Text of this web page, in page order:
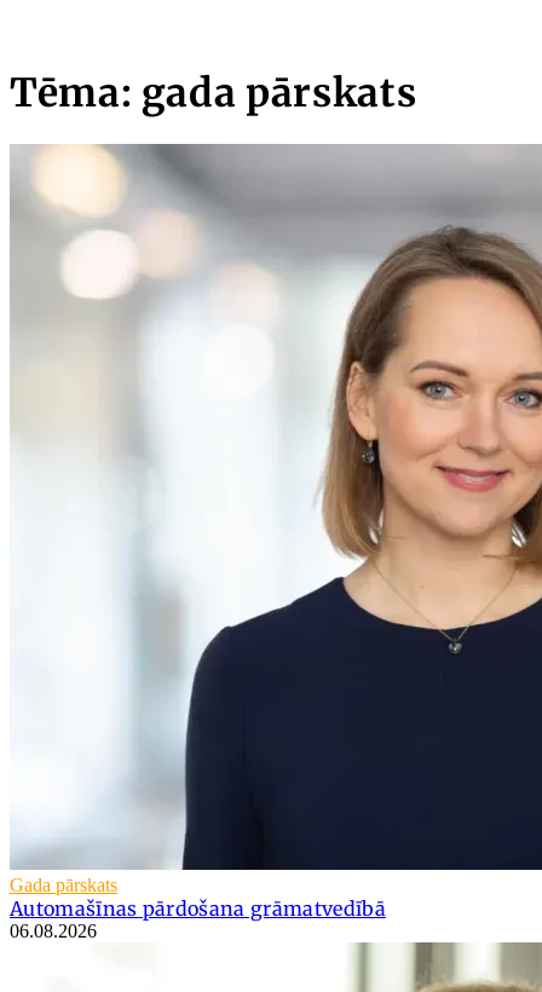
Tēma: gada pārskats
Gada pārskats
Automašīnas pārdošana grāmatvedībā
06.08.2026